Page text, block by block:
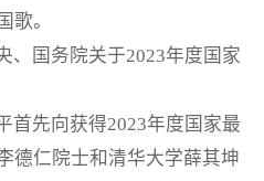
歌。
、国务院关于2023年度国家
首先向获得2023年度国家最
德仁院士和清华大学薛其坤